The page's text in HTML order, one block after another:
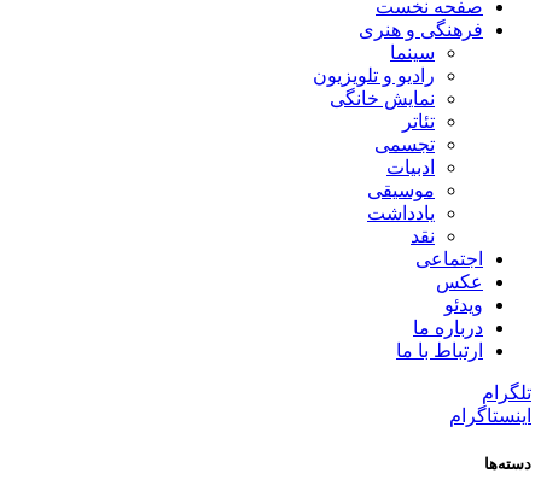
صفحه نخست
فرهنگی و هنری
سینما
رادیو و تلویزیون
نمایش خانگی
تئاتر
تجسمی
ادبیات
موسیقی
یادداشت
نقد
اجتماعی
عکس
ویدئو
درباره ما
ارتباط با ما
تلگرام
اینستاگرام
دسته‌ها